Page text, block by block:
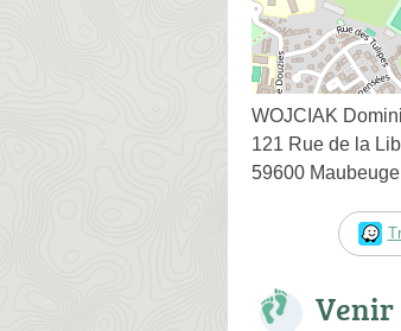
WOJCIAK
121 Rue de la
59600 Maubeuge
Venir